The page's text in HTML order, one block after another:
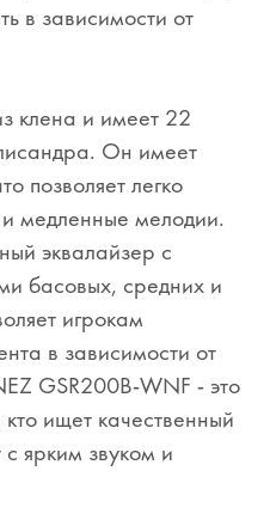
в зависимости от
клена и имеет 22
Он имеет
позволяет легко
и медленные мелодии.
эквалайзер с
басовых, средних и
игрокам
в зависимости от
GSR200B-WNF - это
ищет качественный
ярким звуком и